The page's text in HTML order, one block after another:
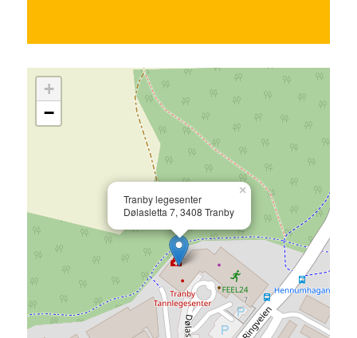
Tranby legesenter
Dølasletta 7, 3408 Tranby
×
+
−